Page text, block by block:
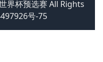
界杯预选赛 All Rights
号-75